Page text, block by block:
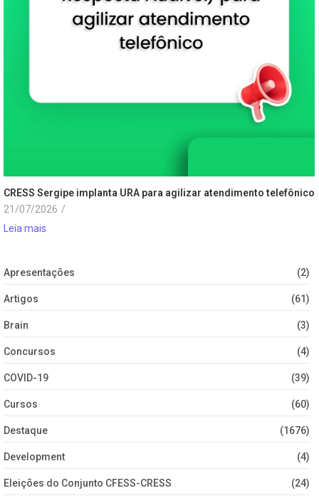
CRESS Sergipe implanta URA para agilizar atendimento telefônico
21/07/2026 /
Leia mais
Apresentações (2)
Artigos (61)
Brain (3)
Concursos (4)
COVID-19 (39)
Cursos (60)
Destaque (1676)
Development (4)
Eleições do Conjunto CFESS-CRESS (24)